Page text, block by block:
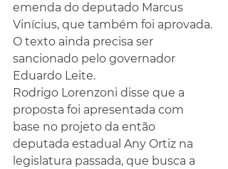
emenda do deputado Marcus
Vinícius, que também foi aprovada.
O texto ainda precisa ser
sancionado pelo governador
Eduardo Leite.
Rodrigo Lorenzoni disse que a
proposta foi apresentada com
base no projeto da então
deputada estadual Any Ortiz na
legislatura passada, que busca a